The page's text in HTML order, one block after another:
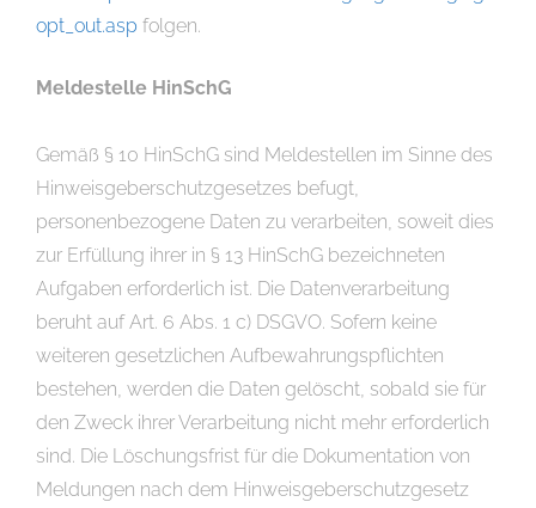
opt_out.asp folgen.
Meldestelle HinSchG
Gemäß § 10 HinSchG sind Meldestellen im Sinne des
Hinweisgeberschutzgesetzes befugt,
personenbezogene Daten zu verarbeiten, soweit dies
zur Erfüllung ihrer in § 13 HinSchG bezeichneten
Aufgaben erforderlich ist. Die Datenverarbeitung
beruht auf Art. 6 Abs. 1 c) DSGVO. Sofern keine
weiteren gesetzlichen Aufbewahrungspflichten
bestehen, werden die Daten gelöscht, sobald sie für
den Zweck ihrer Verarbeitung nicht mehr erforderlich
sind. Die Löschungsfrist für die Dokumentation von
Meldungen nach dem Hinweisgeberschutzgesetz